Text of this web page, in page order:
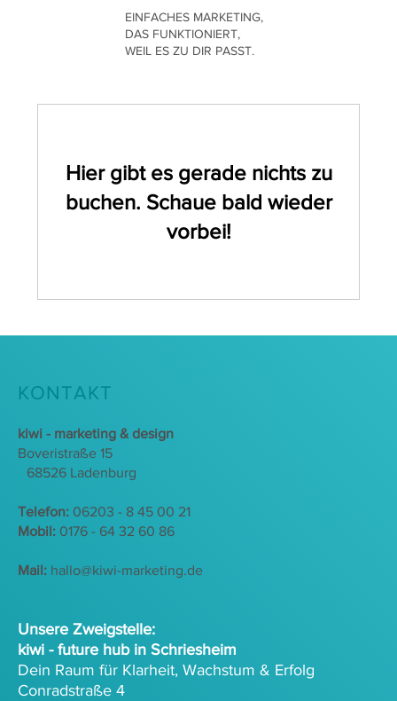
EINFACHES MARKETING,
DAS FUNKTIONIERT,
WEIL ES ZU DIR PASST.
Hier gibt es gerade nichts zu
buchen. Schaue bald wieder
vorbei!
KONTAKT
kiwi - marketing & design
Boveristraße 15
68526 Ladenburg
Telefon: 06203 - 8 45 00 21
Mobil: 0176 - 64 32 60 86
Mail: hallo@kiwi-marketing.de
Unsere Zweigstelle:
kiwi - future hub in Schriesheim
Dein Raum für Klarheit, Wachstum & Erfolg
Conradstraße 4